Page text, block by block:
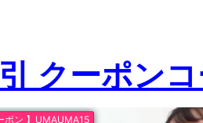
クーポン